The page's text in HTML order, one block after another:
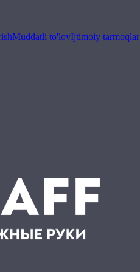
Muddatli to'lovIjtimoiy tarmoqlar